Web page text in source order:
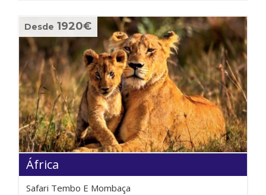
Desde 1920€
África
Safari Tembo E Mombaça